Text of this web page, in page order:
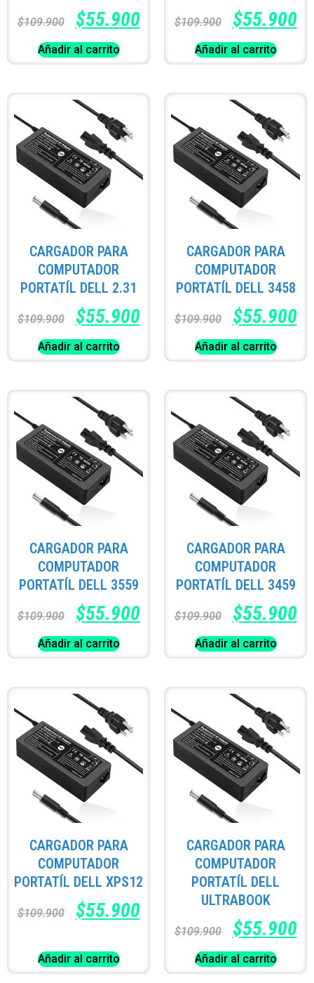
$109.900 $55.900
Añadir al carrito
$109.900 $55.900
Añadir al carrito
CARGADOR PARA
COMPUTADOR
PORTATÍL DELL 2.31
$109.900 $55.900
Añadir al carrito
CARGADOR PARA
COMPUTADOR
PORTATÍL DELL 3458
$109.900 $55.900
Añadir al carrito
CARGADOR PARA
COMPUTADOR
PORTATÍL DELL 3559
$109.900 $55.900
Añadir al carrito
CARGADOR PARA
COMPUTADOR
PORTATÍL DELL 3459
$109.900 $55.900
Añadir al carrito
CARGADOR PARA
COMPUTADOR
PORTATÍL DELL XPS12
$109.900 $55.900
Añadir al carrito
CARGADOR PARA
COMPUTADOR
PORTATÍL DELL
ULTRABOOK
$109.900 $55.900
Añadir al carrito